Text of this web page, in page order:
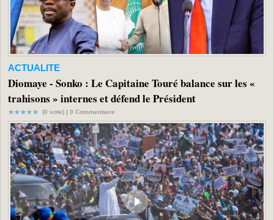
ACTUALITE
Diomaye - Sonko : Le Capitaine Touré balance sur les «
trahisons » internes et défend le Président
(0 vote) | 0 Commentaire